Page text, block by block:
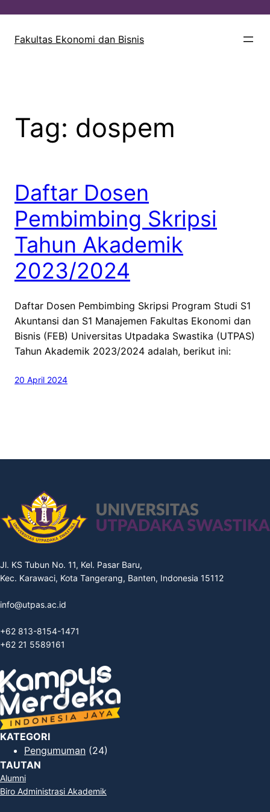
Fakultas Ekonomi dan Bisnis
Tag: dospem
Daftar Dosen
Pembimbing Skripsi
Tahun Akademik
2023/2024
Daftar Dosen Pembimbing Skripsi Program Studi S1
Akuntansi dan S1 Manajemen Fakultas Ekonomi dan
Bisnis (FEB) Universitas Utpadaka Swastika (UTPAS)
Tahun Akademik 2023/2024 adalah, berikut ini:
20 April 2024
Jl. KS Tubun No. 11, Kel. Pasar Baru,
Kec. Karawaci, Kota Tangerang, Banten, Indonesia 15112
info@utpas.ac.id
+62 813-8154-1471
+62 21 5589161
KATEGORI
Pengumuman (24)
TAUTAN
Alumni
Biro Administrasi Akademik